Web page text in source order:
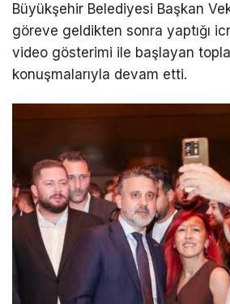
Büyükşehir Belediyesi Başkan
göreve geldikten sonra yaptığı
video gösterimi ile başlayan
konuşmalarıyla devam etti.